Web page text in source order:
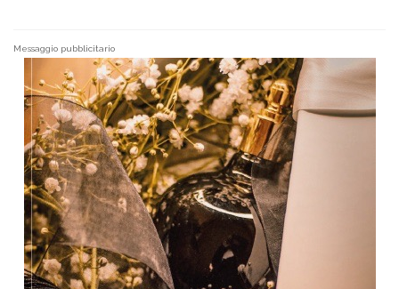
Messaggio pubblicitario